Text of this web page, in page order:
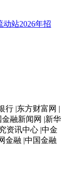
站2026年招
行 |东方财富网 |
融新闻网 |新华
资讯中心 |中金
金融 |中国金融